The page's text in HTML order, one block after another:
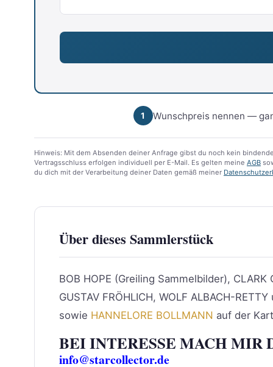
1 Wunschpreis nennen —
Hinweis: Mit dem Absenden deiner Anfrage gibst du noch kein
Vertragsschluss erfolgen individuell per E-Mail. Es gelten meine AGB
du dich mit der Verarbeitung deiner Daten gemäß meiner
Über dieses Sammlerstück
BOB HOPE (Greiling Sammelbilder),
GUSTAV FRÖHLICH, WOLF ALBACH-
sowie HANNELORE BOLLMANN auf der
BEI INTERESSE MACH MIR
info@starcollector.de